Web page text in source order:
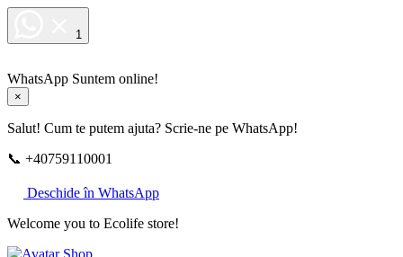
1
WhatsApp Suntem online!
×
Salut! Cum te putem ajuta? Scrie-ne pe WhatsApp!
📞 +40759110001
Deschide în WhatsApp
Welcome you to Ecolife store!